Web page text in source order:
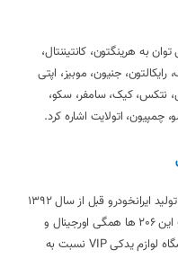
به هرینگتون، کانتیننتال،
جنیون، موبیز، اپتی
نتکس، کیک، سامفر، سکو،
چمپیون، اتولایت اشاره کرد.
قطعات پژو 206 فرانسوی: 206 های وارداتی و تولید ایرانخودرو قبل از سال 1392
به 206 های فرانسوی معروف هستند. قطعات این 206 ها همگی اورجینال و
ساخت فرانسه بودند. شما می توانید در فروشگاه لوازم یدکی VIP نسبت به